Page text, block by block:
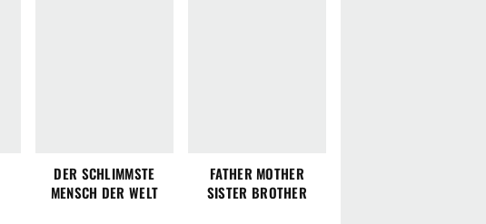
DER SCHLIMMSTE
MENSCH DER WELT
FATHER MOTHER
SISTER BROTHER